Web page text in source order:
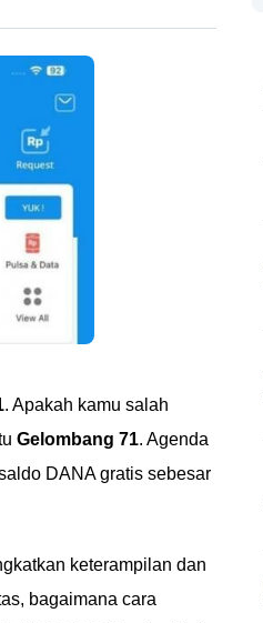
. Apakah kamu salah
Gelombang 71. Agenda
DANA gratis sebesar
keterampilan dan
bagaimana cara